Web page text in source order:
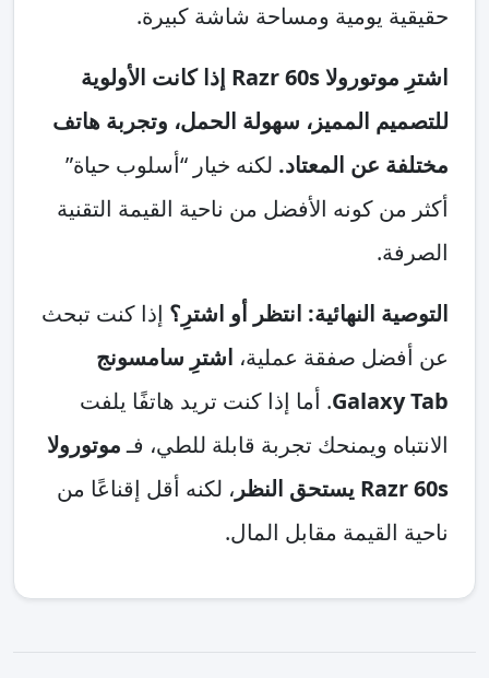
حقيقية يومية ومساحة شاشة كبيرة.
اشترِ موتورولا Razr 60s إذا كانت الأولوية
للتصميم المميز، سهولة الحمل، وتجربة هاتف
مختلفة عن المعتاد. لكنه خيار “أسلوب حياة”
أكثر من كونه الأفضل من ناحية القيمة التقنية
الصرفة.
التوصية النهائية: انتظر أو اشترِ؟ إذا كنت تبحث
عن أفضل صفقة عملية، اشترِ سامسونج
Galaxy Tab. أما إذا كنت تريد هاتفًا يلفت
الانتباه ويمنحك تجربة قابلة للطي، فـموتورولا
Razr 60s يستحق النظر
، لكنه أقل إقناعًا من
ناحية القيمة مقابل المال.